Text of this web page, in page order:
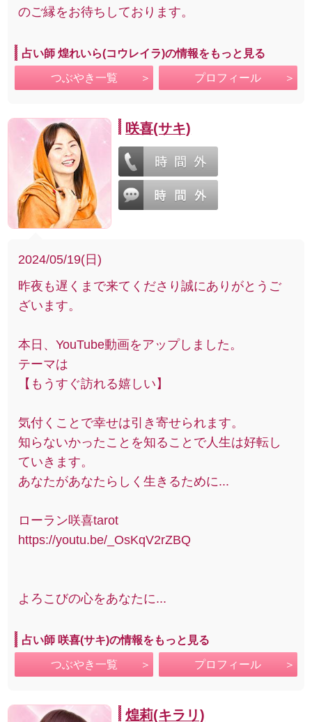
のご縁をお待ちしております。
占い師 煌れいら(コウレイラ)の情報をもっと見る
つぶやき一覧 プロフィール
咲喜(サキ)
2024/05/19(日)
昨夜も遅くまで来てくださり誠にありがとうご
ざいます。
本日、YouTube動画をアップしました。
テーマは
【もうすぐ訪れる嬉しい】
気付くことで幸せは引き寄せられます。
知らないかったことを知ることで人生は好転し
ていきます。
あなたがあなたらしく生きるために...
ローラン咲喜tarot
https://youtu.be/_OsKqV2rZBQ
よろこびの心をあなたに...
占い師 咲喜(サキ)の情報をもっと見る
つぶやき一覧 プロフィール
煌莉(キラリ)